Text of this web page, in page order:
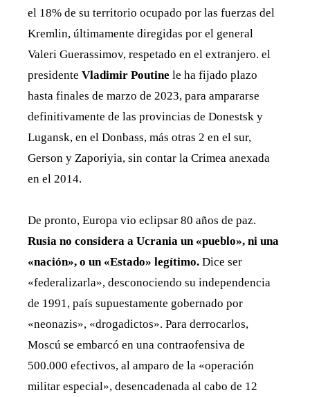
el 18% de su territorio ocupado por las fuerzas del
Kremlin, últimamente diregidas por el general
Valeri Guerassimov, respetado en el extranjero. el
presidente Vladimir Poutine le ha fijado plazo
hasta finales de marzo de 2023, para ampararse
definitivamente de las provincias de Donestsk y
Lugansk, en el Donbass, más otras 2 en el sur,
Gerson y Zaporiyia, sin contar la Crimea anexada
en el 2014.
De pronto, Europa vio eclipsar 80 años de paz.
Rusia no considera a Ucrania un «pueblo», ni una
«nación», o un «Estado» legítimo. Dice ser
«federalizarla», desconociendo su independencia
de 1991, país supuestamente gobernado por
«neonazis», «drogadictos». Para derrocarlos,
Moscú se embarcó en una contraofensiva de
500.000 efectivos, al amparo de la «operación
militar especial», desencadenada al cabo de 12